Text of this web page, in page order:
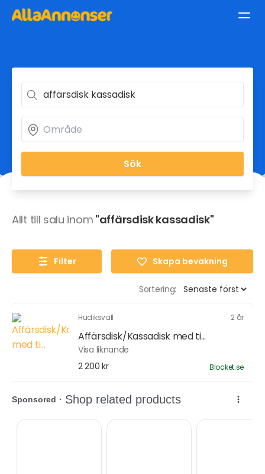
Sök
Allt till salu inom "affärsdisk kassadisk"
Filter Skapa bevakning
Sortering:
Hudiksvall 2 år
Affärsdisk/Kassadisk med ti...
Visa liknande
2 200 kr
Blocket.se